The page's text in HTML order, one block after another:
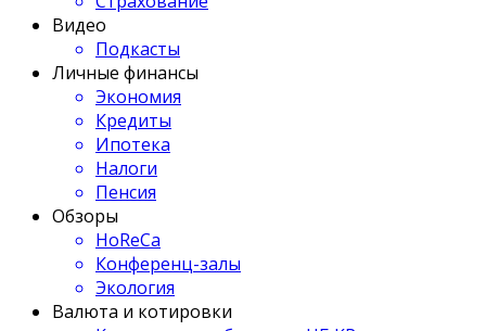
Видео
Подкасты
Личные финансы
Экономия
Кредиты
Ипотека
Налоги
Пенсия
Обзоры
HoReCa
Конференц-залы
Экология
Валюта и котировки